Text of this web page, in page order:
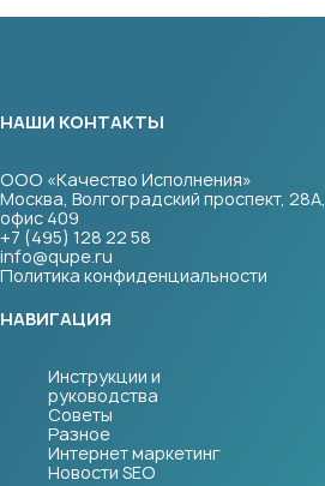
НАШИ КОНТАКТЫ
ООО «Качество Исполнения»
Москва, Волгоградский проспект, 28А,
офис 409
+7 (495) 128 22 58
info@qupe.ru
Политика конфиденциальности
НАВИГАЦИЯ
Инструкции и
руководства
Советы
Разное
Интернет маркетинг
Новости SEO